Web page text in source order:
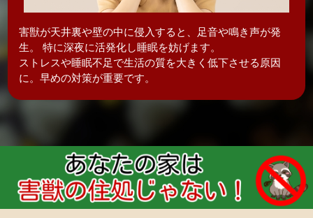
害獣が天井裏や壁の中に侵入すると、足音や鳴き声が発
生。 特に深夜に活発化し睡眠を妨げます。
ストレスや睡眠不足で生活の質を大きく低下させる原因
に。早めの対策が重要です。